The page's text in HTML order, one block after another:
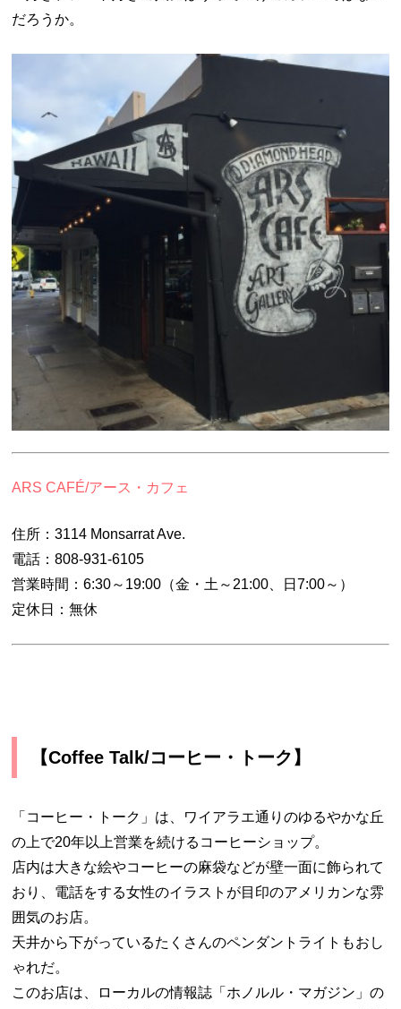
だろうか。
ARS CAFÉ/アース・カフェ
住所：3114 Monsarrat Ave.
電話：808-931-6105
営業時間：6:30～19:00（金・土～21:00、日7:00～）
定休日：無休
【Coffee Talk/コーヒー・トーク】
「コーヒー・トーク」は、ワイアラエ通りのゆるやかな丘
の上で20年以上営業を続けるコーヒーショップ。
店内は大きな絵やコーヒーの麻袋などが壁一面に飾られて
おり、電話をする女性のイラストが目印のアメリカンな雰
囲気のお店。
天井から下がっているたくさんのペンダントライトもおし
ゃれだ。
このお店は、ローカルの情報誌「ホノルル・マガジン」の